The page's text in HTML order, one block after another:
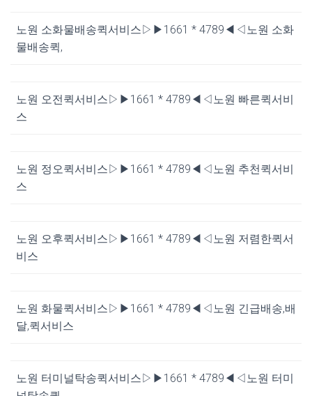
노원 소화물배송퀵서비스▷▶1661 * 4789◀◁노원 소화
물배송퀵,
노원 오전퀵서비스▷▶1661 * 4789◀◁노원 빠른퀵서비
스
노원 정오퀵서비스▷▶1661 * 4789◀◁노원 추천퀵서비
스
노원 오후퀵서비스▷▶1661 * 4789◀◁노원 저렴한퀵서
비스
노원 화물퀵서비스▷▶1661 * 4789◀◁노원 긴급배송,배
달,퀵서비스
노원 터미널탁송퀵서비스▷▶1661 * 4789◀◁노원 터미